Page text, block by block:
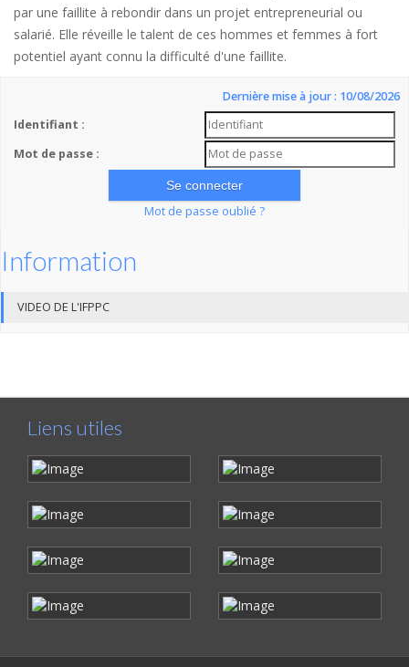
par une faillite à rebondir dans un projet entrepreneurial ou
salarié. Elle réveille le talent de ces hommes et femmes à fort
potentiel ayant connu la difficulté d'une faillite.
Dernière mise à jour : 10/08/2026
Identifiant :
Mot de passe :
Mot de passe oublié ?
Information
VIDEO DE L'IFPPC
Liens utiles